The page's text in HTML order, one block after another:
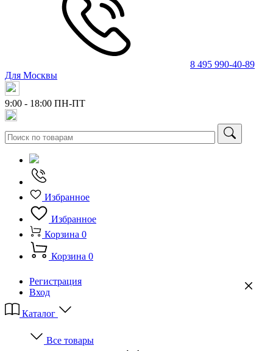
8 495 990-40-89
Для Москвы
9:00 - 18:00 ПН-ПТ
Избранное
Избранное
Корзина 0
Корзина 0
Регистрация
Вход
Каталог
Все товары